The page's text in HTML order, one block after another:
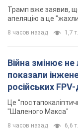
Трамп вже заявив,
апеляцію а це
8 часов назад 1,7 т.
Війна змінює
показали
російських
Це
"Шаленого Макса"
8 часов назад 6,6 т.